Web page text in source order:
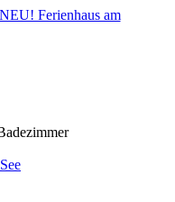
Ferienhaus am